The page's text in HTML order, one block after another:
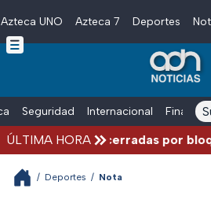
Skip to main content
Azteca UNO Azteca 7 Deportes
Seguridad Internacional Finanzas
ÚLTIMA HORA
Carreteras cerradas por
/ Deportes / Nota